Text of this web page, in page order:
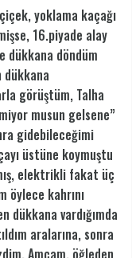
yoklama kaçağı
16.piyade alay
dükkana döndüm
dükkana
görüştüm, Talha
musun gelsene”
gidebileceğimi
üstüne koymuştu
elektrikli fakat üç
öylece kahrını
dükkana vardığımda
aralarına, sonra
Amcam, öğleden